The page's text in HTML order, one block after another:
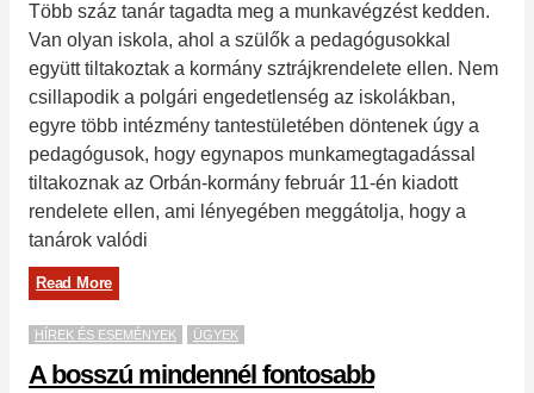
Több száz tanár tagadta meg a munkavégzést kedden.
Van olyan iskola, ahol a szülők a pedagógusokkal
együtt tiltakoztak a kormány sztrájkrendelete ellen. Nem
csillapodik a polgári engedetlenség az iskolákban,
egyre több intézmény tantestületében döntenek úgy a
pedagógusok, hogy egynapos munkamegtagadással
tiltakoznak az Orbán-kormány február 11-én kiadott
rendelete ellen, ami lényegében meggátolja, hogy a
tanárok valódi
Read More
HÍREK ÉS ESEMÉNYEK ÜGYEK
A bosszú mindennél fontosabb